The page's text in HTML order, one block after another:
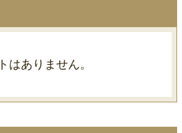
はありません。